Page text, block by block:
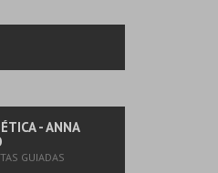
- ANNA
GUIADAS